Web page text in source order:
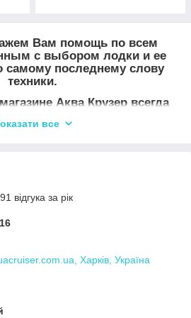
Вам помощь по всем
с выбором лодки и ее
самому последнему слову
техники.
Аква Крузер всегда
все
відгука за рік
Харків, Україна